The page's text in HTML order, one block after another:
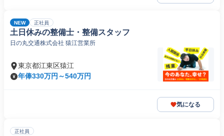
NEW 正社員
土日休みの整備士・整備スタッフ
日の丸交通株式会社 猿江営業所
東京都江東区猿江
年俸330万円～540万円
気になる
正社員